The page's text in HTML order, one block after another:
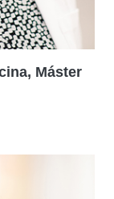
Máster